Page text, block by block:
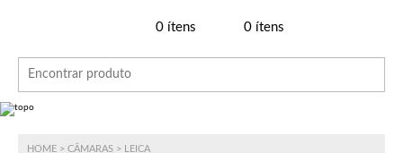
0ítens 0ítens
HOME > CÂMARAS > LEICA